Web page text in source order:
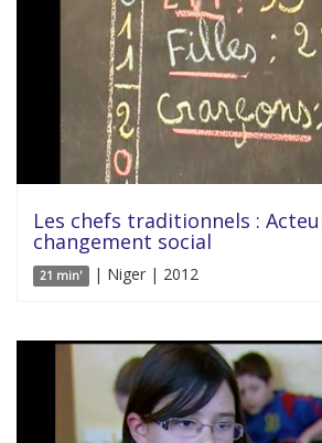
Les chefs traditionnels :
changement social
21 min' | Niger | 2012